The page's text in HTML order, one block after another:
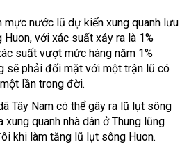
mực nước lũ dự kiến xung quanh lưu
với xác suất xảy ra là 1%
suất vượt mức hàng năm 1%
sẽ phải đối mặt với một trận lũ có
lần trong đời.
Tây Nam có thể gây ra lũ lụt sông
quanh nhà dân ở Thung lũng
khi làm tăng lũ lụt sông Huon.